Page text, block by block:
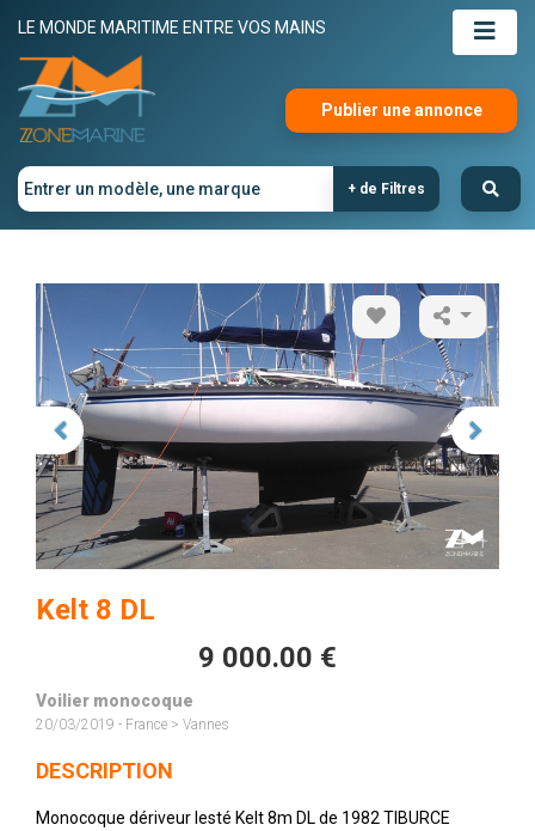
LE MONDE MARITIME ENTRE VOS MAINS
Publier une annonce
+ de Filtres
Kelt 8 DL
9 000.00 €
Voilier monocoque
20/03/2019 - France > Vannes
DESCRIPTION
Monocoque dériveur lesté Kelt 8m DL de 1982 TIBURCE